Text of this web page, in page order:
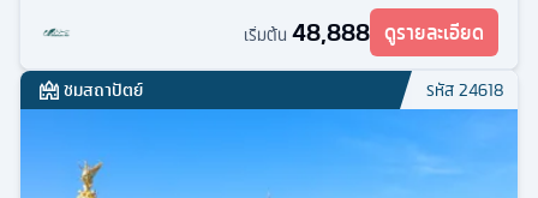
เริ่มต้น 48,888 ดูรายละเอียด
ชมสถาปัตย์ รหัส24618